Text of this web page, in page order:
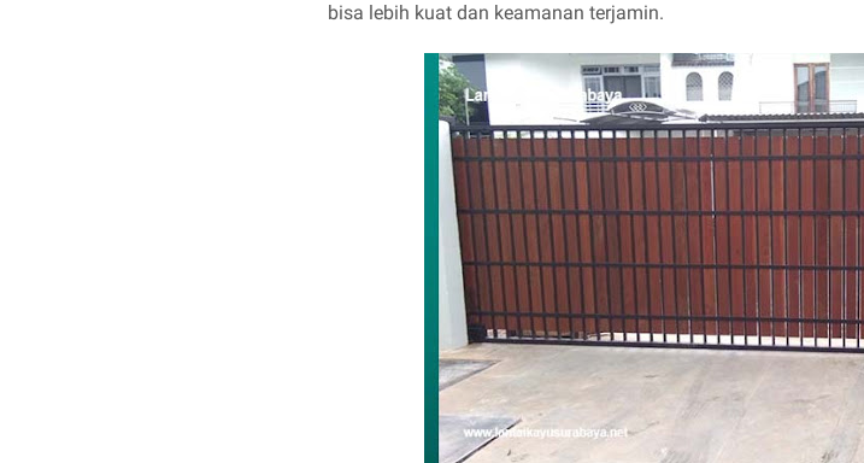
bisa lebih kuat dan keamanan terjamin.